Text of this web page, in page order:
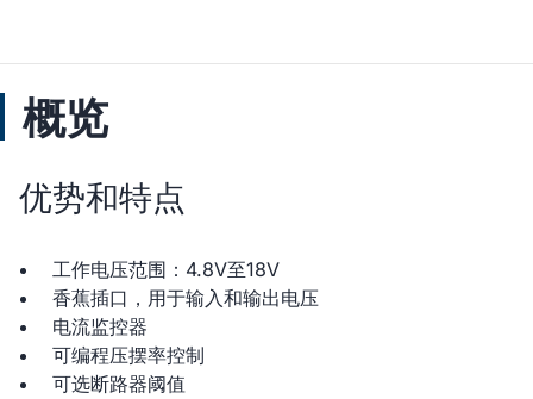
概览
优势和特点
工作电压范围：4.8V至18V
香蕉插口，用于输入和输出电压
电流监控器
可编程压摆率控制
可选断路器阈值